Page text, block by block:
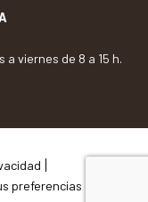
a viernes de 8 a 15 h.
preferencias